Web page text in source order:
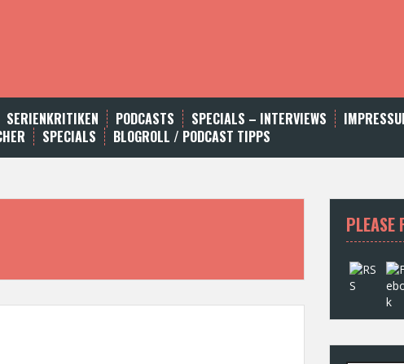
SERIENKRITIKEN PODCASTS SPECIALS – INTERVIEWS
SPECIALS BLOGROLL / PODCAST TIPPS
PLEASE